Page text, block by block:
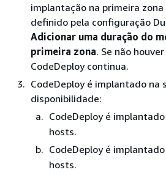
implantação na primeira
definido pela configuração
Adicionar uma duração do
primeira zona. Se não
CodeDeploy continua.
CodeDeploy é implantado na
disponibilidade:
CodeDeploy é
hosts.
CodeDeploy é
hosts.